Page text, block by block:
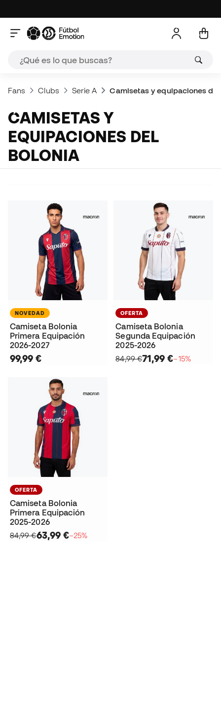
Fans Clubs Serie A Camisetas y equipaciones
CAMISETAS Y
EQUIPACIONES DEL
BOLONIA
NOVEDAD
Camiseta Bolonia
Primera Equipación
2026-2027
99,99 €
OFERTA
Camiseta Bolonia
Segunda Equipación
2025-2026
84,99 €71,99 €−15%
OFERTA
Camiseta Bolonia
Primera Equipación
2025-2026
84,99 €63,99 €−25%